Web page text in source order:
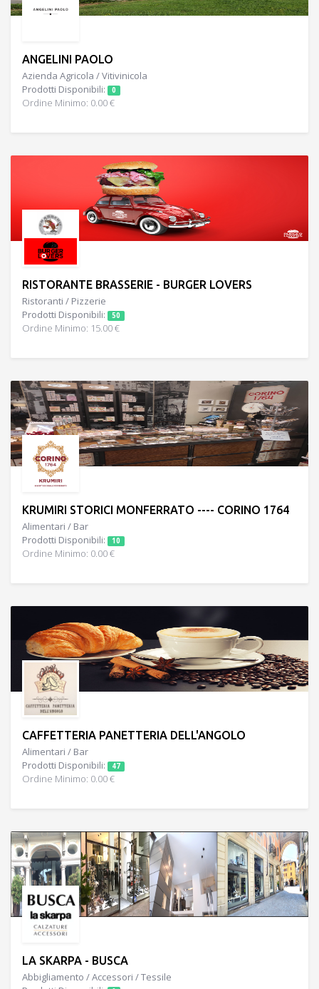
ANGELINI PAOLO
Azienda Agricola / Vitivinicola
Prodotti Disponibili:
0
Ordine Minimo: 0.00 €
RISTORANTE BRASSERIE - BURGER LOVERS
Ristoranti / Pizzerie
Prodotti Disponibili:
50
Ordine Minimo: 15.00 €
KRUMIRI STORICI MONFERRATO ---- CORINO 1764
Alimentari / Bar
Prodotti Disponibili:
10
Ordine Minimo: 0.00 €
CAFFETTERIA PANETTERIA DELL'ANGOLO
Alimentari / Bar
Prodotti Disponibili:
47
Ordine Minimo: 0.00 €
LA SKARPA - BUSCA
Abbigliamento / Accessori / Tessile